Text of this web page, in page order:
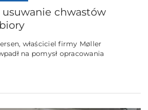
chwastów
właściciel firmy Møller
na pomysł opracowania